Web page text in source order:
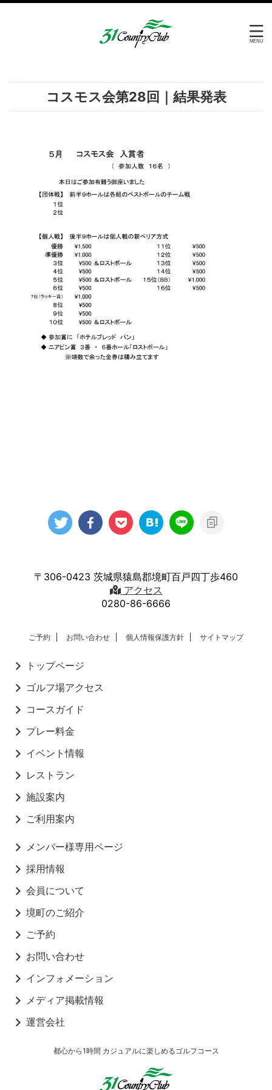
コスモス会第28回｜結果発表
〒306-0423 茨城県猿島郡境町百戸四丁歩460
アクセス
0280-86-6666
ご予約 お問い合わせ 個人情報保護方針 サイトマップ
トップページ
ゴルフ場アクセス
コースガイド
プレー料金
イベント情報
レストラン
施設案内
ご利用案内
メンバー様専用ページ
採用情報
会員について
境町のご紹介
ご予約
お問い合わせ
インフォメーション
メディア掲載情報
運営会社
都心から1時間 カジュアルに楽しめるゴルフコース